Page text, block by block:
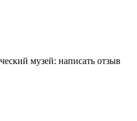
музей: написать отзыв